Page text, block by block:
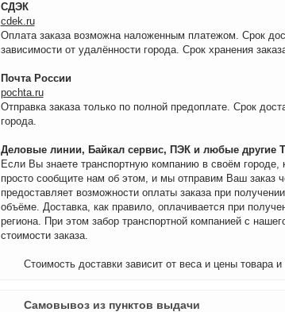
СДЭК
cdek.ru
Оплата заказа возможна наложенным платежом. Срок
зависимости от удалённости города. Срок хранения
Почта России
pochta.ru
Отправка заказа только по полной предоплате. Срок
города.
Деловые линии, Байкал сервис, ПЭК и любые другие
Если Вы знаете транспортную компанию в своём
просто сообщите нам об этом, и мы отправим Ваш заказ
предоставляет возможности оплаты заказа при
объёме. Доставка, как правило, оплачивается при
региона. При этом забор транспортной компанией с
стоимости заказа.
Стоимость доставки зависит от веса и цены товара
Самовывоз из пунктов выдачи